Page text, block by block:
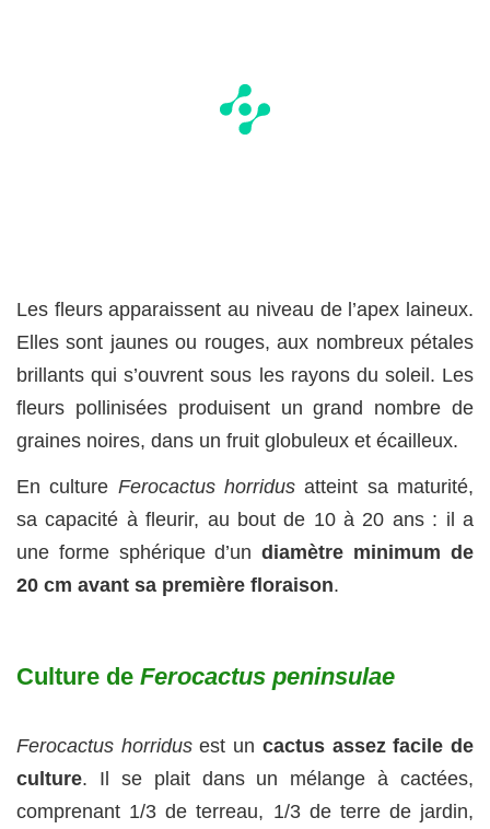
Les fleurs apparaissent au niveau de l’apex laineux.
Elles sont jaunes ou rouges, aux nombreux pétales
brillants qui s’ouvrent sous les rayons du soleil. Les
fleurs pollinisées produisent un grand nombre de
graines noires, dans un fruit globuleux et écailleux.
En culture Ferocactus horridus atteint sa maturité,
sa capacité à fleurir, au bout de 10 à 20 ans : il a
une forme sphérique d’undiamètre minimum de
20 cm avant sa première floraison.
Culture de Ferocactus peninsulae
Ferocactus horridusest un cactus assez facile de
culture. Il se plait dans un mélange à cactées,
comprenant 1/3 de terreau, 1/3 de terre de jardin,